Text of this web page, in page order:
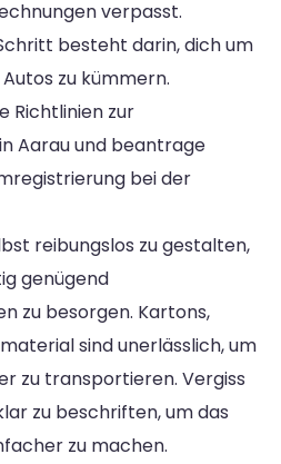
verpasst.
besteht darin, dich um
zu kümmern.
Richtlinien zur
Aarau und beantrage
bei der
reibungslos zu gestalten,
genügend
zu besorgen. Kartons,
sind unerlässlich, um
zu transportieren. Vergiss
zu beschriften, um das
zu machen.